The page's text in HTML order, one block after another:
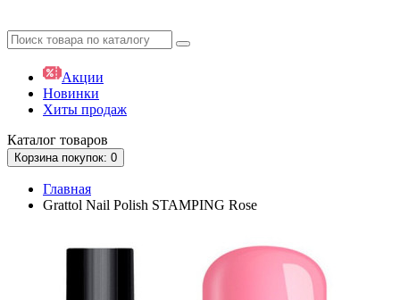
Акции
Новинки
Хиты продаж
Каталог товаров
Корзинапокупок: 0
Главная
Grattol Nail Polish STAMPING Rose